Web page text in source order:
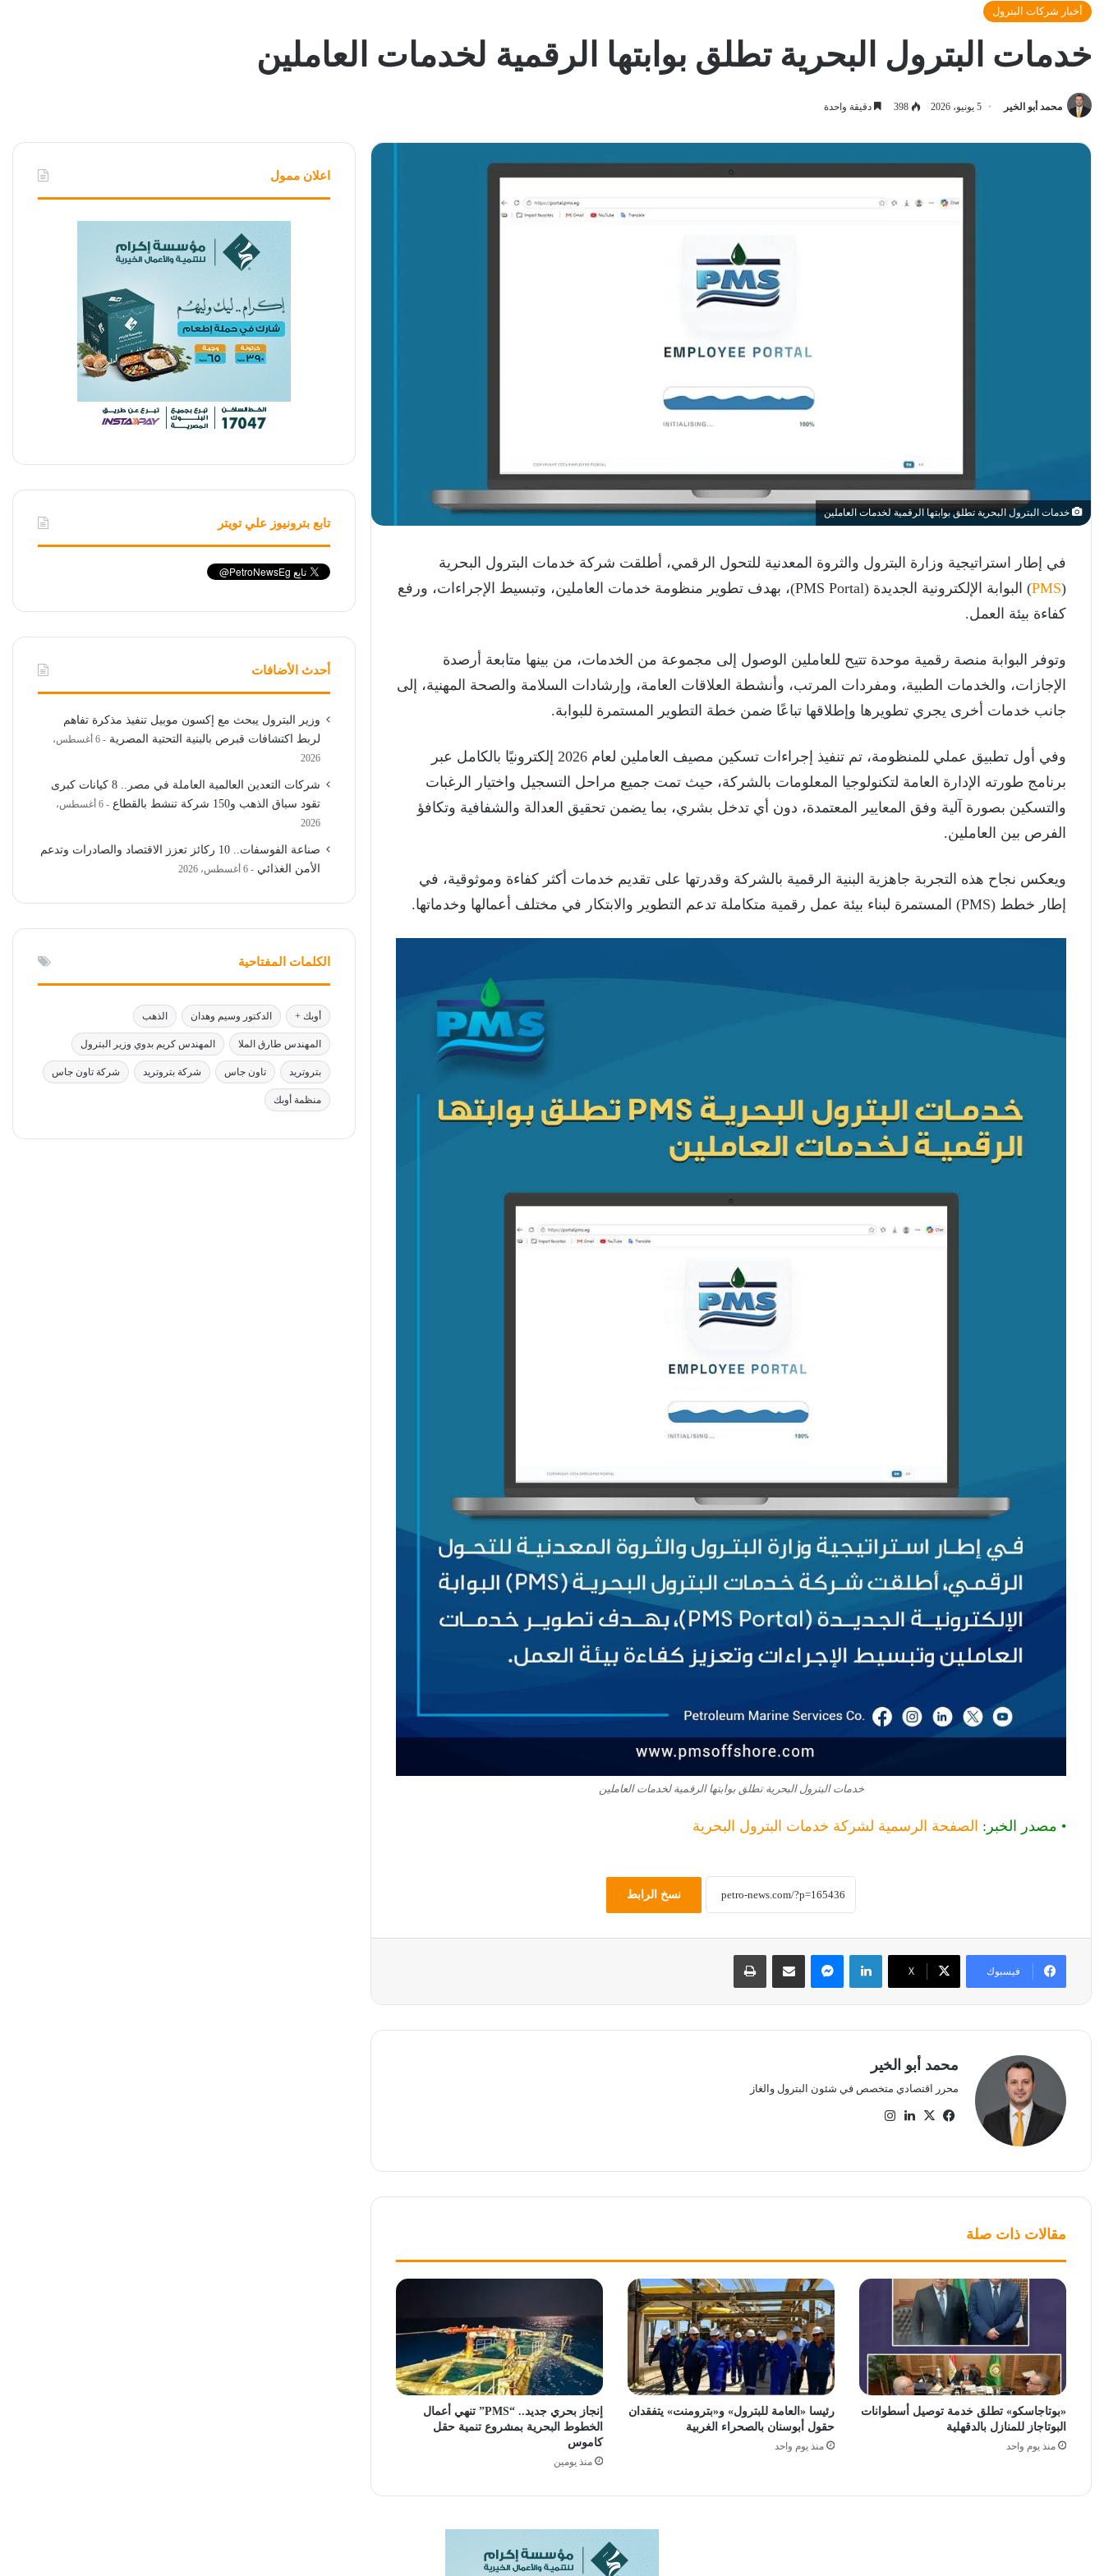
أخبار شركات البترول
خدمات البترول البحرية تطلق بوابتها الرقمية لخدمات العاملين
محمد أبو الخير 5 يونيو، 2026 398 دقيقة واحدة
خدمات البترول البحرية تطلق بوابتها الرقمية لخدمات العاملين
في إطار استراتيجية وزارة البترول والثروة المعدنية للتحول الرقمي، أطلقت شركة خدمات البترول البحرية
(
PMS
) البوابة الإلكترونية الجديدة (PMS Portal)، بهدف تطوير منظومة خدمات العاملين، وتبسيط الإجراءات، ورفع
كفاءة بيئة العمل.
وتوفر البوابة منصة رقمية موحدة تتيح للعاملين الوصول إلى مجموعة من الخدمات، من بينها متابعة أرصدة
الإجازات، والخدمات الطبية، ومفردات المرتب، وأنشطة العلاقات العامة، وإرشادات السلامة والصحة المهنية، إلى
جانب خدمات أخرى يجري تطويرها وإطلاقها تباعًا ضمن خطة التطوير المستمرة للبوابة.
وفي أول تطبيق عملي للمنظومة، تم تنفيذ إجراءات تسكين مصيف العاملين لعام 2026 إلكترونيًا بالكامل عبر
برنامج طورته الإدارة العامة لتكنولوجيا المعلومات بالشركة، حيث تمت جميع مراحل التسجيل واختيار الرغبات
والتسكين بصورة آلية وفق المعايير المعتمدة، دون أي تدخل بشري، بما يضمن تحقيق العدالة والشفافية وتكافؤ
الفرص بين العاملين.
ويعكس نجاح هذه التجربة جاهزية البنية الرقمية بالشركة وقدرتها على تقديم خدمات أكثر كفاءة وموثوقية، في
إطار خطط (PMS) المستمرة لبناء بيئة عمل رقمية متكاملة تدعم التطوير والابتكار في مختلف أعمالها وخدماتها.
خدمات البترول البحرية تطلق بوابتها الرقمية لخدمات العاملين
• مصدر الخبر: الصفحة الرسمية لشركة خدمات البترول البحرية
نسخ الرابط
فيسبوك ‫X
لينكدإن ماسنجر مشاركة عبر البريد طباعة
محمد أبو الخير
محرر اقتصادي متخصص في شئون البترول والغاز
فيسبوك
‫X لينكدإن
مقالات ذات صلة
«بوتاجاسكو» تطلق خدمة توصيل أسطوانات
البوتاجاز للمنازل بالدقهلية
منذ يوم واحد
رئيسا «العامة للبترول» و«بترومنت» يتفقدان
حقول أبوسنان بالصحراء الغربية
منذ يوم واحد
إنجاز بحري جديد.. “PMS” تنهي أعمال
الخطوط البحرية بمشروع تنمية حقل
كاموس
منذ يومين
اعلان ممول
تابع بترونيوز علي تويتر
أحدث الأضافات
وزير البترول يبحث مع إكسون موبيل تنفيذ مذكرة تفاهم
لربط اكتشافات قبرص بالبنية التحتية المصرية
6 أغسطس،
2026
شركات التعدين العالمية العاملة في مصر.. 8 كيانات كبرى
تقود سباق الذهب و150 شركة تنشط بالقطاع
6 أغسطس،
2026
صناعة الفوسفات.. 10 ركائز تعزز الاقتصاد والصادرات وتدعم
الأمن الغذائي
6 أغسطس، 2026
الكلمات المفتاحية
أوبك + الدكتور وسيم وهدان الذهب
المهندس طارق الملا المهندس كريم بدوي وزير البترول
بتروتريد تاون جاس شركة بتروتريد شركة تاون جاس
منظمة أوبك